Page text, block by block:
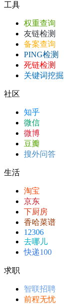
工具
权重查询
友链检测
备案查询
PING检测
死链检测
关键词挖掘
社区
知乎
微信
微博
豆瓣
搜外问答
生活
淘宝
京东
下厨房
香哈菜谱
12306
去哪儿
快递100
求职
智联招聘
前程无忧